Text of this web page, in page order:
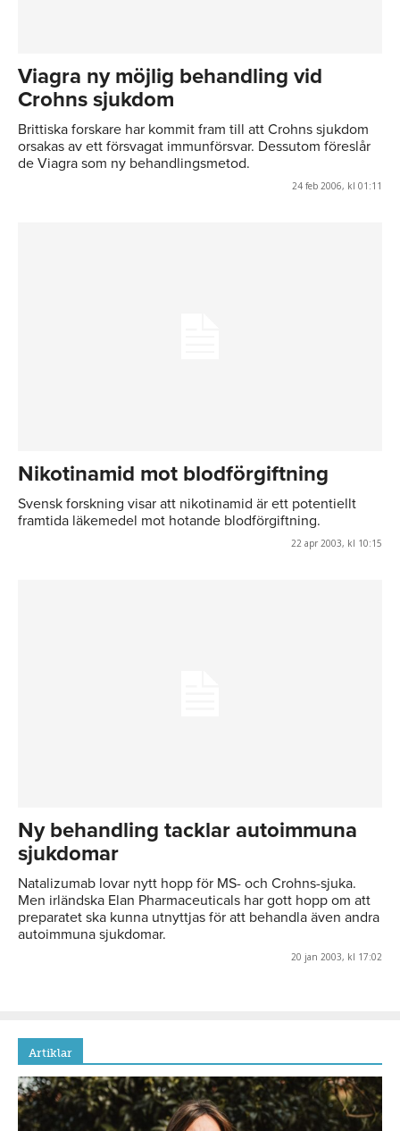
Viagra ny möjlig behandling vid
Crohns sjukdom
Brittiska forskare har kommit fram till att Crohns sjukdom
orsakas av ett försvagat immunförsvar. Dessutom föreslår
de Viagra som ny behandlingsmetod.
24 feb 2006, kl 01:11
Nikotinamid mot blodförgiftning
Svensk forskning visar att nikotinamid är ett potentiellt
framtida läkemedel mot hotande blodförgiftning.
22 apr 2003, kl 10:15
Ny behandling tacklar autoimmuna
sjukdomar
Natalizumab lovar nytt hopp för MS- och Crohns-sjuka.
Men irländska Elan Pharmaceuticals har gott hopp om att
preparatet ska kunna utnyttjas för att behandla även andra
autoimmuna sjukdomar.
20 jan 2003, kl 17:02
Artiklar